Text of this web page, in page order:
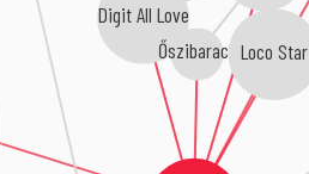
Digit All Love
Őszibarack Loco Star